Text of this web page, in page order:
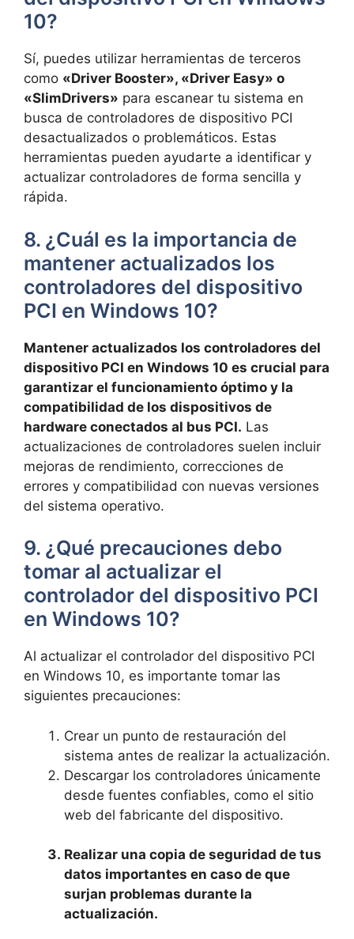
10?
Sí,​ puedes‌ utilizar herramientas de terceros
como «Driver Booster»,⁢ «Driver ⁣Easy» o⁣
«SlimDrivers» ​ para escanear tu sistema⁤ en
busca de controladores de⁤ dispositivo PCI
desactualizados ‌o problemáticos. Estas
herramientas pueden ‌ayudarte a identificar ⁤y
actualizar controladores de⁣ forma sencilla y
rápida.
8. ​¿Cuál es la importancia de
⁤mantener actualizados los
controladores del dispositivo
PCI en Windows ​10?
Mantener actualizados los ⁢controladores del
dispositivo ⁤PCI en Windows 10⁣ es crucial para
garantizar ⁢el funcionamiento óptimo y la
compatibilidad de los dispositivos de
hardware conectados al ⁣bus​ PCI. Las
actualizaciones de controladores suelen⁣ incluir​
mejoras ‍de rendimiento, correcciones de
errores‍ y compatibilidad con ‌nuevas⁣ versiones
del sistema ⁢operativo.
9. ¿Qué⁣ precauciones debo
tomar al ⁤actualizar el
controlador del ⁣dispositivo PCI
en Windows 10?
Al ⁤actualizar el controlador del dispositivo PCI
en Windows 10, es importante ‌tomar las‍
siguientes precauciones:
Crear un​ punto de restauración del⁢
sistema antes​ de realizar la​ actualización.
Descargar los controladores únicamente
desde fuentes confiables,⁤ como ​el sitio
web‌ del fabricante del​ dispositivo.
Realizar una copia de seguridad ⁣de tus
datos importantes en ⁣caso de​ que⁣
surjan problemas durante ‍la
⁢actualización.